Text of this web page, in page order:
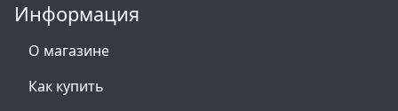
Информация
О магазине
Как купить